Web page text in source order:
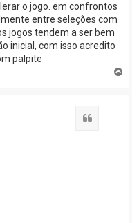
o jogo. em confrontos
entre seleções com
jogos tendem a ser bem
inicial, com isso acredito
palpite